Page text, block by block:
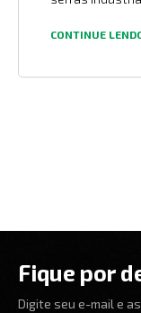
CONTINUE
Fique por
Digite seu e-mail e